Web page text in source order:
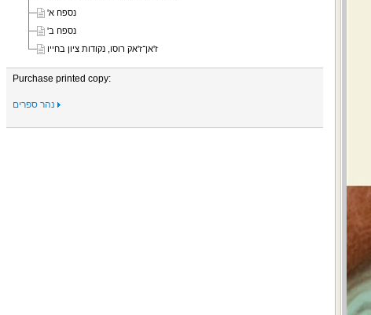
נספח א'
נספח ב'
ז'אן־ז'אק רוסו, נקודות ציון בחייו
Purchase printed copy: